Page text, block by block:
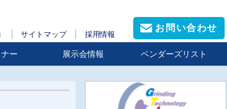
サイトマップ 採用情報
お問い合わせ
ー 展示会情報 ベンダーズリスト